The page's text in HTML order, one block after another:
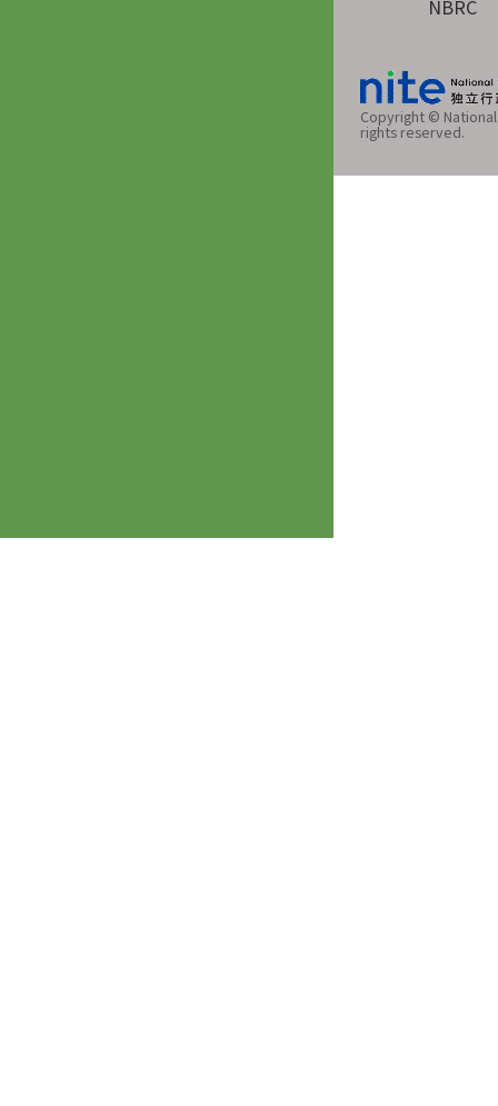
NBRC
Copyright ©
rights reserved.